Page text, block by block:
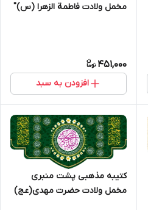
مخمل ولادت فاطمة الزهرا (س)"
451,000
افزودن به سبد
کتیبه مذهبی پشت منبری
مخمل ولادت حضرت مهدی(عج)